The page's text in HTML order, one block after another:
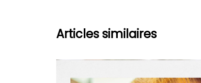
Articles similaires